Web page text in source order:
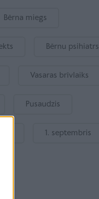
Bērna miegs
Bērnu psihiatrs
Vasaras brīvlaiks
Pusaudzis
1. septembris